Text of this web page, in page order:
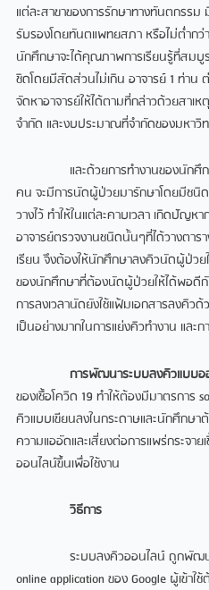
แต่ละสาขาของการรักษาทางทันตกร
รับรองโดยทันตแพทยสภา หรือไม่ต่ำกว่
นักศึกษาจะได้คุณภาพการเรียนรู้ที่สมบู
ชิดโดยมีสัดส่วนไม่เกิน อาจารย์ 1 ท่า
จัดหาอาจารย์ให้ได้ตามที่กล่าวด้วยสาเ
จำกัด และงบประมาณที่จำกัดของมหาวิ
และด้วยการทำงานของนักศึก
คน จะมีการนัดผู้ป่วยมารักษาโดยมีชนิ
วางไว้ ทำให้ในแต่ละคาบเวลา เกิดปัญ
อาจารย์ตรวจงานชนิดนั้นๆที่ได้วางตาร
เรียน จึงต้องให้นักศึกษาลงคิวนัดผู้ป่ว
ของนักศึกษาที่ต้องนัดผู้ป่วยให้ได้พอดี
การลงเวลานัดยังใช้แฟ้มเอกสารลงคิ
เป็นอย่างมากในการแย่งคิวทำงาน แล
การพัฒนาระบบลงคิวแบบอ
ของเชื้อโควิด 19 ทำให้ต้องมีมาตรการ
คิวแบบเขียนลงในกระดาษและนักศึกษ
ความแออัดและเสี่ยงต่อการแพร่กระจา
ออนไลน์ขึ้นเพื่อใช้งาน
วิธีการ
ระบบลงคิวออนไลน์ ถูกพัฒนาขึ้น
online application ของ Google ผู้เข้า